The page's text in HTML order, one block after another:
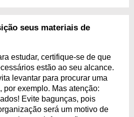
seus materiais de
estudar, certifique-se de que
estão ao seu alcance.
levantar para procurar uma
por exemplo. Mas atenção:
Evite bagunças, pois
será um motivo de